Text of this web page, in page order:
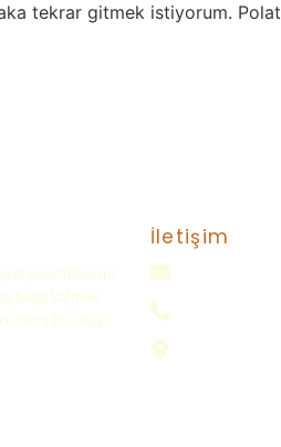
tekrar gitmek istiyorum.
güzelliklerini
başa kalmak
bir doğa
İletişim